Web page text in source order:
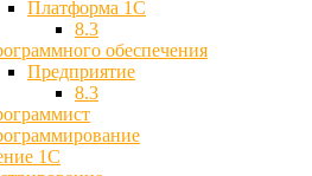
Платформа 1С
8.3
обеспечения
Предприятие
8.3
1С